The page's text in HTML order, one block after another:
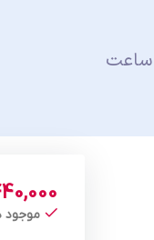
ساعت
موجود